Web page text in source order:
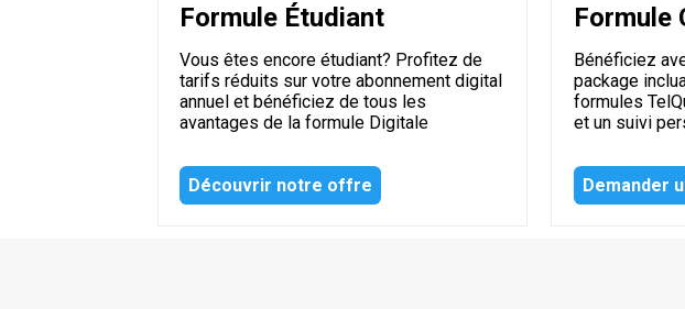
Formule Étudiant
Vous êtes encore étudiant? Profitez de
tarifs réduits sur votre abonnement digital
annuel et bénéficiez de tous les
avantages de la formule Digitale
Découvrir notre offre
Formule
Bénéficiez
package
formules
et un suivi
Demander